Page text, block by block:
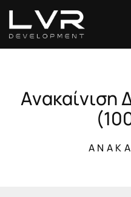
Ανακαίνιση
(10